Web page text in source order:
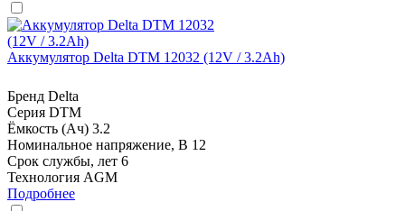
Аккумулятор Delta DTM 12032 (12V / 3.2Ah)
Бренд Delta
Серия DTM
Ёмкость (Ач) 3.2
Номинальное напряжение, В 12
Срок службы, лет 6
Технология AGM
Подробнее